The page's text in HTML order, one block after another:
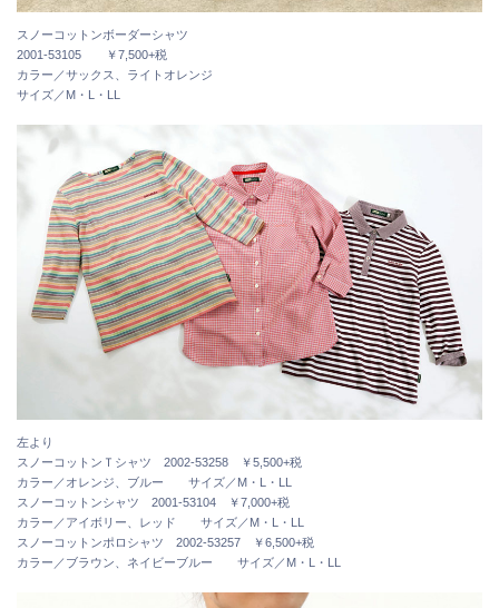
スノーコットンボーダーシャツ
2001-53105 ￥7,500+税
カラー／サックス、ライトオレンジ
サイズ／M・L・LL
左より
スノーコットンＴシャツ 2002-53258 ￥5,500+税
カラー／オレンジ、ブルー サイズ／M・L・LL
スノーコットンシャツ 2001-53104 ￥7,000+税
カラー／アイボリー、レッド サイズ／M・L・LL
スノーコットンポロシャツ 2002-53257 ￥6,500+税
カラー／ブラウン、ネイビーブルー サイズ／M・L・LL